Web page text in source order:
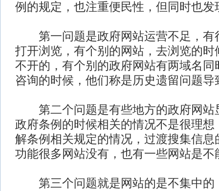
例的规定，也注重便民性，但同时也发
第一问题是政府网站运营不足，有
打开浏览，有个别的网站，去浏览的时
不开的，有个别的政府网站有两域名同
咨询的时候，他们称是历史遗留问题导
第二个问题是有些地方的政府网站
政府条例的时候相关的情况不是很理想
解条例相关规定的情况，过渡搜集信息
功能很多网站没有，也有一些网站是不
第三个问题就是网站的是不集中的